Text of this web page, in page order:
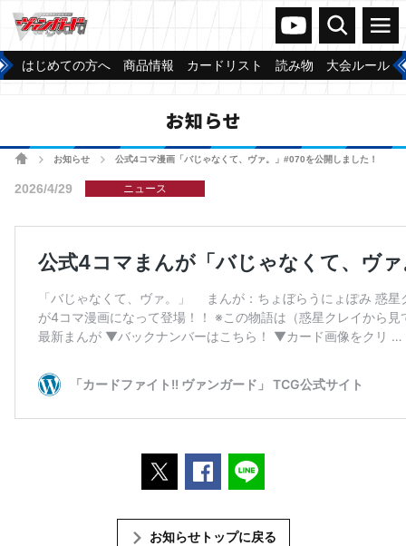
ヴァンガードch
検索 メニュー
はじめての方へ 商品情報 カードリスト 読み物 大会ルール
お知らせ
ホームお知らせ 公式4コマ漫画「バじゃなくて、ヴァ。」#070を公開しました！
2026/4/29 ニュース
ポストするFacebookでシェアする
お知らせトップに戻る